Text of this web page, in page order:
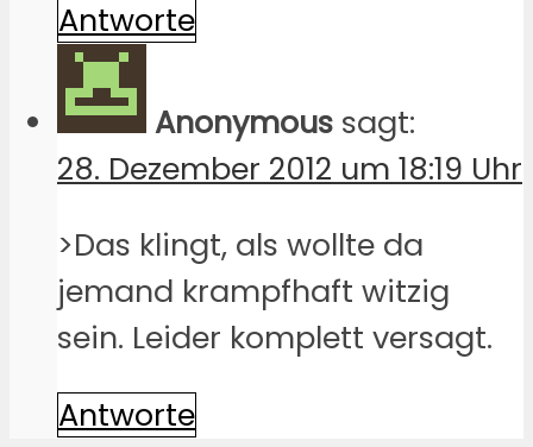
Antworte
Anonymous sagt:
28. Dezember 2012 um 18:19 Uhr
>Das klingt, als wollte da
jemand krampfhaft witzig
sein. Leider komplett versagt.
Antworte